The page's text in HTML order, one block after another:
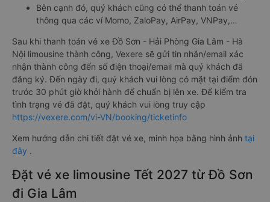
Bên cạnh đó, quý khách cũng có thể thanh toán vé
thông qua các ví Momo, ZaloPay, AirPay, VNPay,…
Sau khi thanh toán vé xe Đồ Sơn - Hải Phòng Gia Lâm - Hà
Nội limousine thành công, Vexere sẽ gửi tin nhắn/email xác
nhận thành công đến số điện thoại/email mà quý khách đã
đăng ký. Đến ngày đi, quý khách vui lòng có mặt tại điểm đón
trước 30 phút giờ khởi hành để chuẩn bị lên xe. Để kiểm tra
tình trạng vé đã đặt, quý khách vui lòng truy cập
https://vexere.com/vi-VN/booking/ticketinfo
Xem hướng dẫn chi tiết đặt vé xe, minh họa bằng hình ảnh tại
đây .
Đặt vé xe limousine Tết 2027 từ Đồ Sơn
đi Gia Lâm